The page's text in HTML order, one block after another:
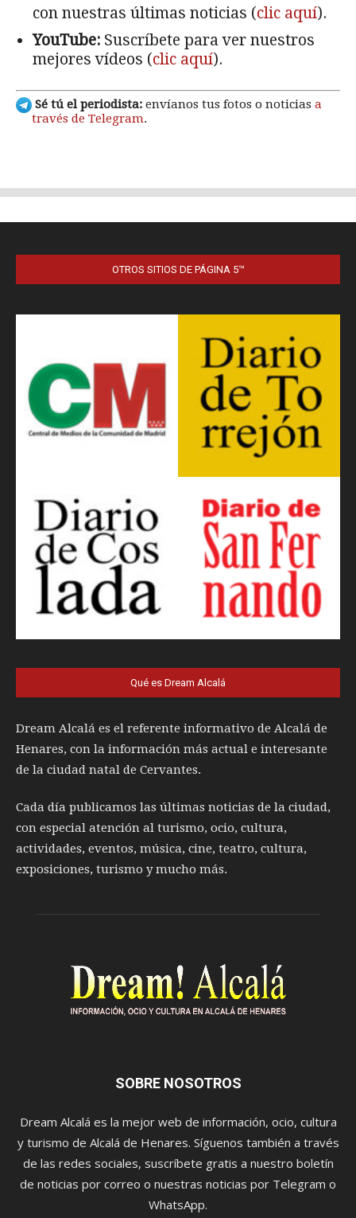
OTROS SITIOS DE PÁGINA 5™
Qué es Dream Alcalá
Dream Alcalá es el referente informativo de Alcalá de
Henares, con la información más actual e interesante
de la ciudad natal de Cervantes.
Cada día publicamos las últimas noticias de la ciudad,
con especial atención al turismo, ocio, cultura,
actividades, eventos, música, cine, teatro, cultura,
exposiciones, turismo y mucho más.
SOBRE NOSOTROS
Dream Alcalá es la mejor web de información, ocio, cultura
y turismo de Alcalá de Henares. Síguenos también a través
de las redes sociales, suscríbete gratis a nuestro boletín
de noticias por correo o nuestras noticias por Telegram o
WhatsApp.